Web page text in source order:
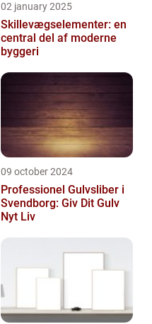
02 january 2025
Skillevægselementer: en
central del af moderne
byggeri
09 october 2024
Professionel Gulvsliber i
Svendborg: Giv Dit Gulv
Nyt Liv